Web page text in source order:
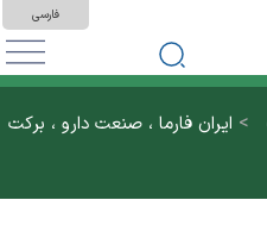
فارسی
> ایران فارما ، صنعت دارو ، برکت